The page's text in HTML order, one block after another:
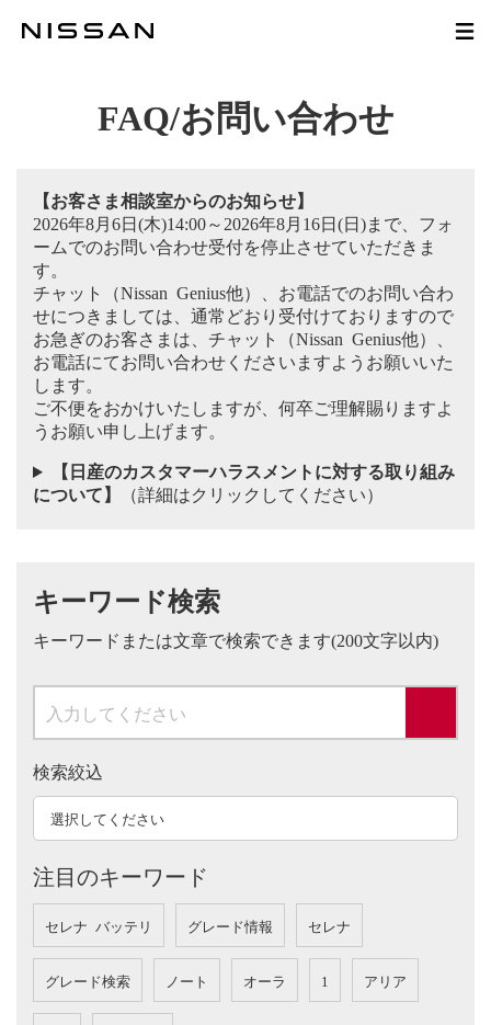
FAQ/お問い合わせ
【お客さま相談室からのお知らせ】
2026年8月6日(木)14:00～2026年8月16日(日)まで、フォ
ームでのお問い合わせ受付を停止させていただきま
す。
チャット（Nissan Genius他）、お電話でのお問い合わ
せにつきましては、通常どおり受付けておりますので
お急ぎのお客さまは、チャット（Nissan Genius他）、
お電話にてお問い合わせくださいますようお願いいた
します。
ご不便をおかけいたしますが、何卒ご理解賜りますよ
うお願い申し上げます。
【日産のカスタマーハラスメントに対する取り組み
について】
（詳細はクリックしてください）
キーワード検索
キーワードまたは文章で検索できます(200文字以内)
検索絞込
注目のキーワード
セレナ バッテリ グレード情報 セレナ
グレード検索 ノート オーラ 1 アリア